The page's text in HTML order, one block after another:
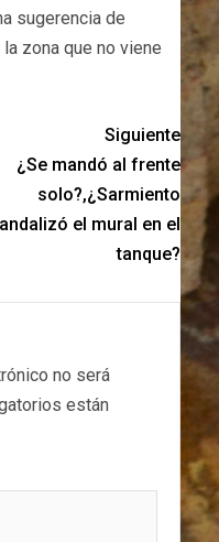
sugerencia de
zona que no viene
Siguiente
¿Se mandó al frente
solo?,¿Sarmiento
el mural en el
tanque?
no será
están